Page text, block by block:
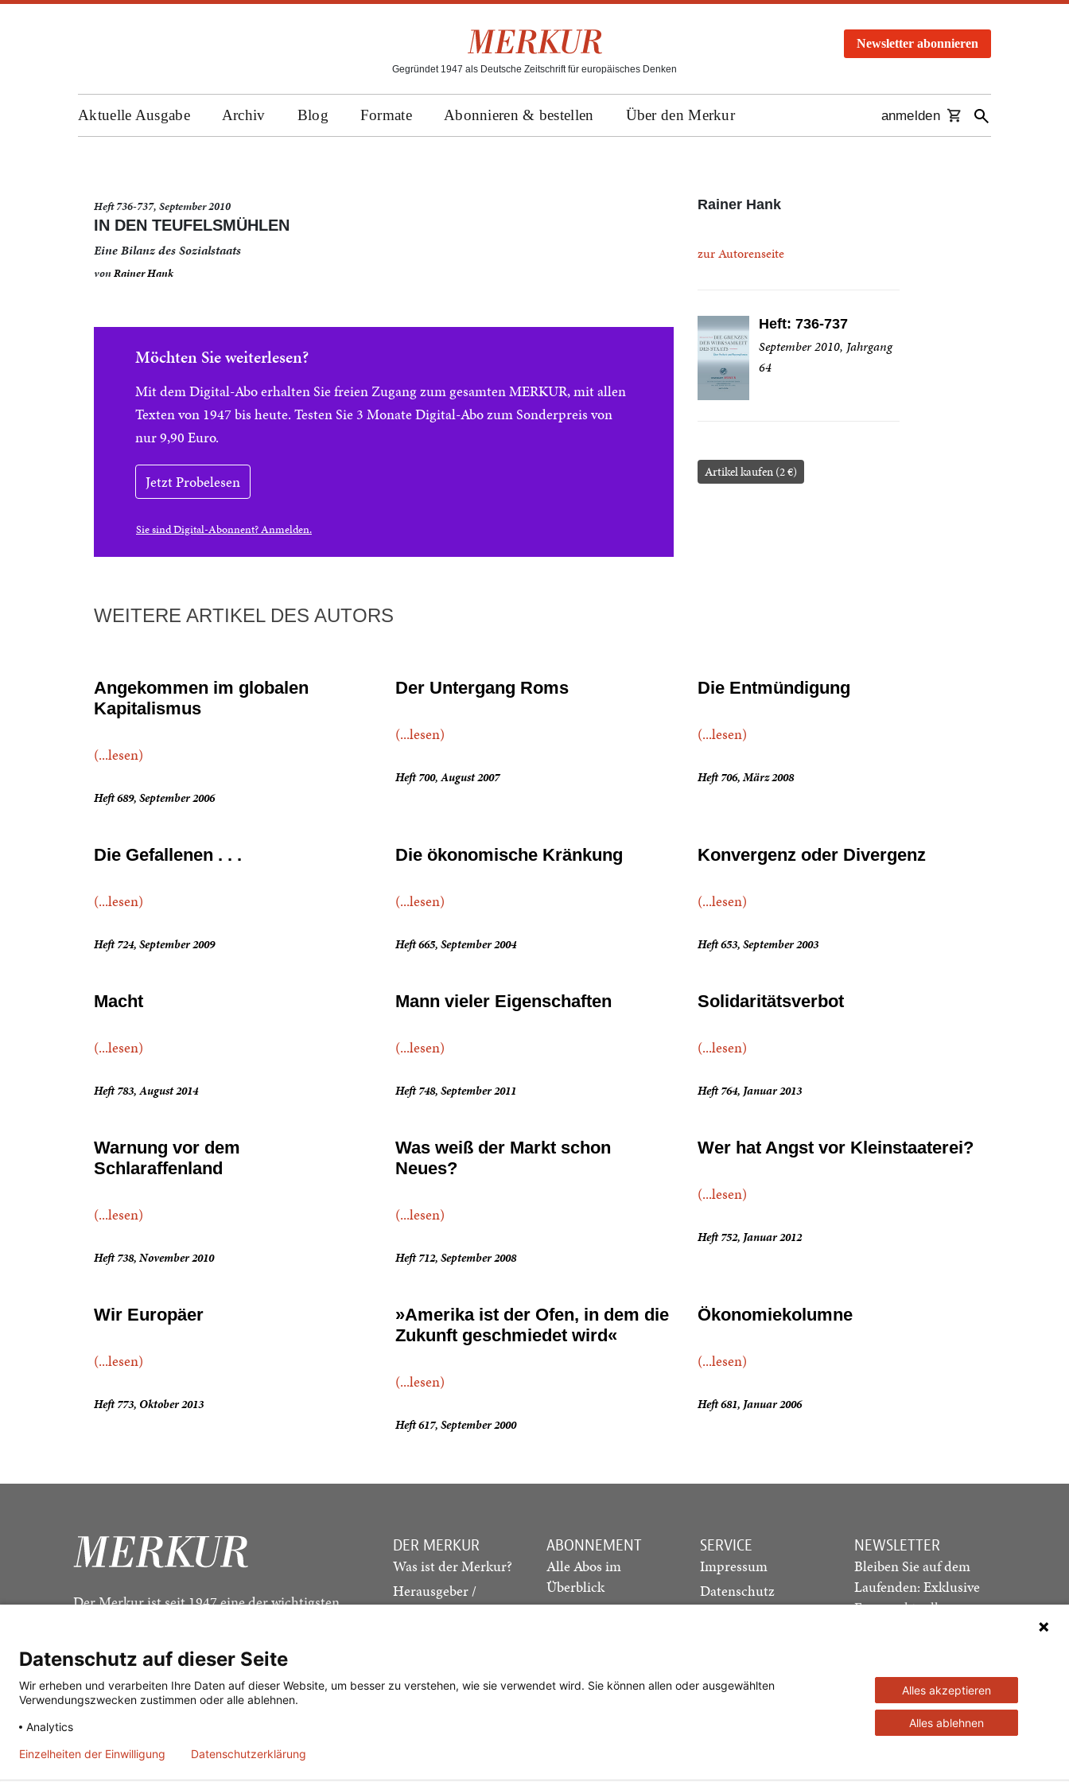
Gegründet 1947 als Deutsche Zeitschrift für europäisches Denken
Newsletter abonnieren
Aktuelle Ausgabe Archiv Blog Formate Abonnieren & bestellen Über den Merkur anmelden
Heft 736-737, September 2010
IN DEN TEUFELSMÜHLEN
Eine Bilanz des Sozialstaats
vonRainer Hank
Möchten Sie weiterlesen?
Mit dem Digital-Abo erhalten Sie freien Zugang zum gesamten MERKUR, mit allen
Texten von 1947 bis heute. Testen Sie 3 Monate Digital-Abo zum Sonderpreis von
nur 9,90 Euro.
Jetzt Probelesen
Sie sind Digital-Abonnent? Anmelden.
Rainer Hank
zur Autorenseite
Heft: 736-737
September 2010, Jahrgang
64
Artikel kaufen (2 €)
WEITERE ARTIKEL DES AUTORS
Angekommen im globalen
Kapitalismus
(...lesen)
Heft 689, September 2006
Der Untergang Roms
(...lesen)
Heft 700, August 2007
Die Entmündigung
(...lesen)
Heft 706, März 2008
Die Gefallenen . . .
(...lesen)
Heft 724, September 2009
Die ökonomische Kränkung
(...lesen)
Heft 665, September 2004
Konvergenz oder Divergenz
(...lesen)
Heft 653, September 2003
Macht
(...lesen)
Heft 783, August 2014
Mann vieler Eigenschaften
(...lesen)
Heft 748, September 2011
Solidaritätsverbot
(...lesen)
Heft 764, Januar 2013
Warnung vor dem
Schlaraffenland
(...lesen)
Heft 738, November 2010
Was weiß der Markt schon
Neues?
(...lesen)
Heft 712, September 2008
Wer hat Angst vor Kleinstaaterei?
(...lesen)
Heft 752, Januar 2012
Wir Europäer
(...lesen)
Heft 773, Oktober 2013
»Amerika ist der Ofen, in dem die
Zukunft geschmiedet wird«
(...lesen)
Heft 617, September 2000
Ökonomiekolumne
(...lesen)
Heft 681, Januar 2006
Der Merkur ist seit 1947 eine der wichtigsten
DER MERKUR
Was ist der Merkur?
Herausgeber /
Redaktion
ABONNEMENT
Alle Abos im
Überblick
Print-Abo
Studierenden-Abo
SERVICE
Impressum
Datenschutz
NEWSLETTER
Bleiben Sie auf dem
Laufenden: Exklusive
Essays, aktuelle
Newsletter abonnieren
Datenschutz auf dieser Seite
Wir erheben und verarbeiten Ihre Daten auf dieser Website, um besser zu verstehen, wie sie verwendet wird. Sie können allen oder ausgewählten
Verwendungszwecken zustimmen oder alle ablehnen.
Analytics
Alles akzeptieren
Alles ablehnen
Einzelheiten der Einwilligung Datenschutzerklärung